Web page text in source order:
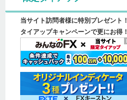
当サイト訪問者様に特別プレゼント！
タイアップキャンペーンで更にお得！